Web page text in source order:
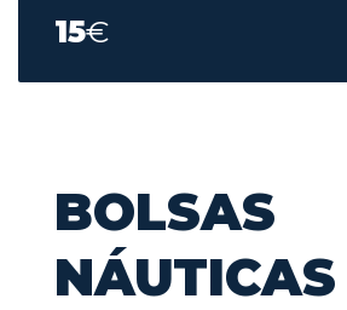
15€
BOLSAS
NÁUTICAS